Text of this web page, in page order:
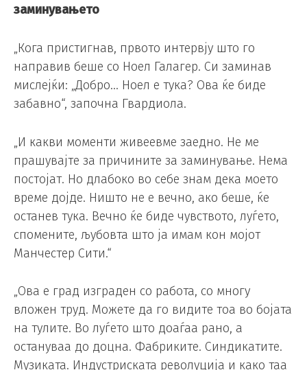
заминувањето
„Кога пристигнав, првото интервју што го
направив беше со Ноел Галагер. Си заминав
мислејќи: „Добро… Ноел е тука? Ова ќе биде
забавно“, започна Гвардиола.
„И какви моменти живеевме заедно. Не ме
прашувајте за причините за заминување. Нема
постојат. Но длабоко во себе знам дека моето
време дојде. Ништо не е вечно, ако беше, ќе
останев тука. Вечно ќе биде чувството, луѓето,
спомените, љубовта што ја имам кон мојот
Манчестер Сити.“
„Ова е град изграден со работа, со многу
вложен труд. Можете да го видите тоа во бојата
на тулите. Во луѓето што доаѓаа рано, а
остануваа до доцна. Фабриките. Синдикатите.
Музиката. Индустриската револуција и како таа